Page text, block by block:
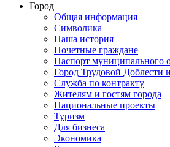
Город
Общая информация
Символика
Наша история
Почетные граждане
Паспорт муниципального
Город Трудовой Доблести
Служба по контракту
Жителям и гостям города
Национальные проекты
Туризм
Для бизнеса
Экономика